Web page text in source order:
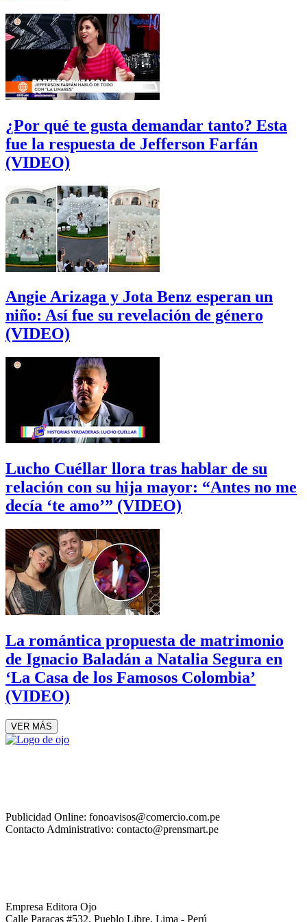
¿Por qué te gusta demandar tanto? Esta
fue la respuesta de Jefferson Farfán
(VIDEO)
Angie Arizaga y Jota Benz esperan un
niño: Así fue su revelación de género
(VIDEO)
Lucho Cuéllar llora tras hablar de su
relación con su hija mayor: “Antes no me
decía ‘te amo’” (VIDEO)
La romántica propuesta de matrimonio
de Ignacio Baladán a Natalia Segura en
‘La Casa de los Famosos Colombia’
(VIDEO)
VER MÁS
Publicidad Online: fonoavisos@comercio.com.pe
Contacto Administrativo: contacto@prensmart.pe
Empresa Editora Ojo
Calle Paracas #532, Pueblo Libre, Lima - Perú